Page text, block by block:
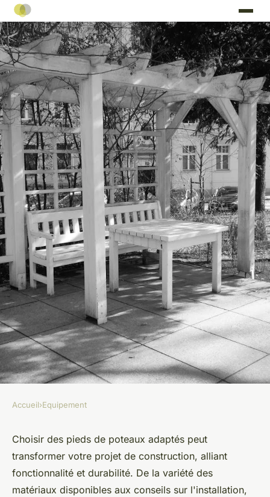
EQUIPEMENT
Pieds de poteaux : conseils
pour un choix judicieux et
durable
Accueil›Equipement
Choisir des pieds de poteaux adaptés peut
transformer votre projet de construction, alliant
fonctionnalité et durabilité. De la variété des
matériaux disponibles aux conseils sur l'installation,